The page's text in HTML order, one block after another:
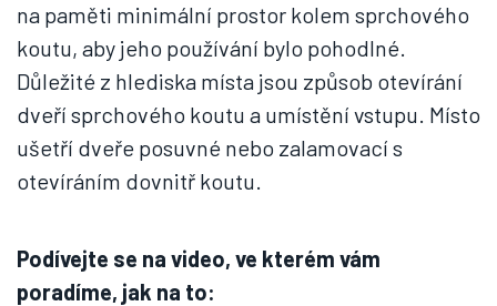
na paměti minimální prostor kolem sprchového
koutu, aby jeho používání bylo pohodlné.
Důležité z hlediska místa jsou způsob otevírání
dveří sprchového koutu a umístění vstupu. Místo
ušetří dveře posuvné nebo zalamovací s
otevíráním dovnitř koutu.
Podívejte se na video, ve kterém vám
poradíme, jak na to: